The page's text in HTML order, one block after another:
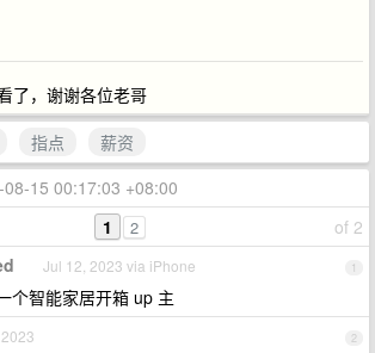
了，谢谢各位老哥
指点
薪资
15 00:17:03 +08:00
of 2
1 2
1
Jul 12, 2023 via iPhone
个智能家居开箱 up 主
2